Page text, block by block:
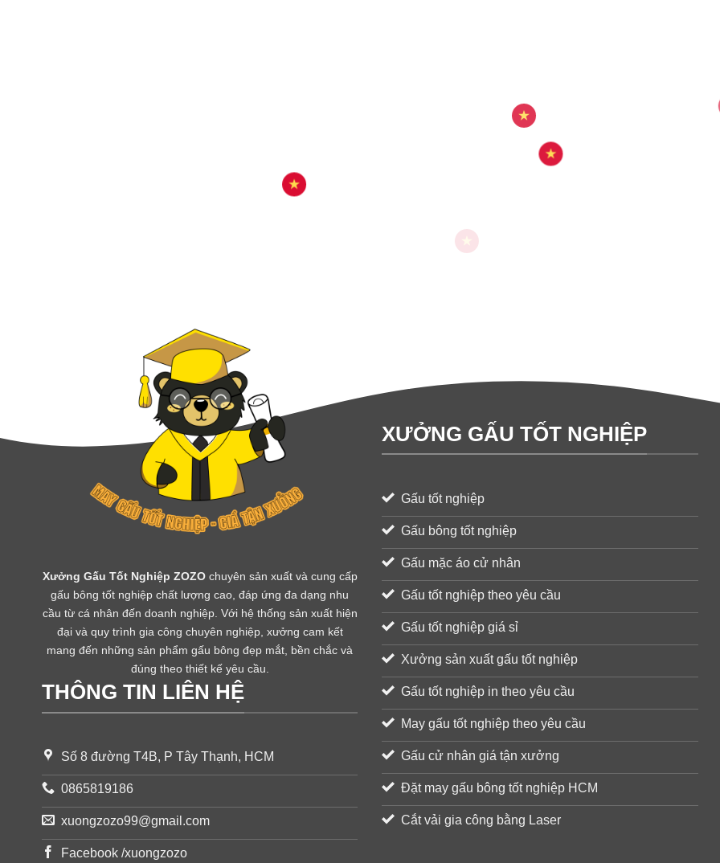
Xưởng Gấu Tốt Nghiệp ZOZOchuyên sản xuất và cung cấp
gấu bông tốt nghiệp chất lượng cao, đáp ứng đa dạng nhu
cầu từ cá nhân đến doanh nghiệp. Với hệ thống sản xuất hiện
đại và quy trình gia công chuyên nghiệp, xưởng cam kết
mang đến những sản phẩm gấu bông đẹp mắt, bền chắc và
đúng theo thiết kế yêu cầu.
THÔNG TIN LIÊN HỆ
Số 8 đường T4B, P Tây Thạnh, HCM
0865819186
xuongzozo99@gmail.com
Facebook /xuongzozo
XƯỞNG GẤU TỐT NGHIỆP
Gấu tốt nghiệp
Gấu bông tốt nghiệp
Gấu mặc áo cử nhân
Gấu tốt nghiệp theo yêu cầu
Gấu tốt nghiệp giá sỉ
Xưởng sản xuất gấu tốt nghiệp
Gấu tốt nghiệp in theo yêu cầu
May gấu tốt nghiệp theo yêu cầu
Gấu cử nhân giá tận xưởng
Đặt may gấu bông tốt nghiệp HCM
Cắt vải gia công bằng Laser